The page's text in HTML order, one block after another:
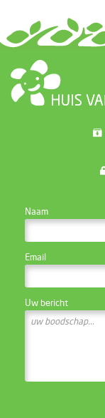
Naam
Email
Uw bericht